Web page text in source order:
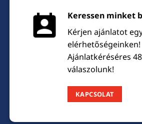
Keressen minket
Kérjen ajánlatot
elérhetőségeinken!
Ajánlatkéréséres
válaszolunk!
KAPCSOLAT